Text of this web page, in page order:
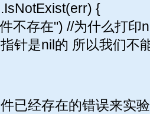
{
不存在") //为什么打印
针是nil的 所以我们不
已经存在的错误来实